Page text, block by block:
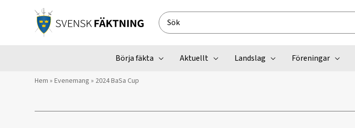
Search
for:
Börja fäkta Aktuellt Landslag Föreningar
Hem » Evenemang » 2024 BaSa Cup